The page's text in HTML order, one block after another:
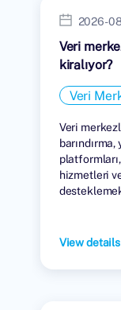
2026-
Veri
kiralıyor?
Veri
Veri
hizmetleri
View details